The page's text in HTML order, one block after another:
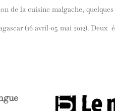
de la cuisine malgache,
(16 avril-05 mai 2012).